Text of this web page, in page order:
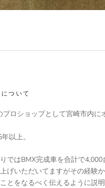
ついて
プロショップとして宮崎市内に
以上。
ではBMX完成車を合計で4,000
げいただいてますがその経験
とをなるべく伝えるように説